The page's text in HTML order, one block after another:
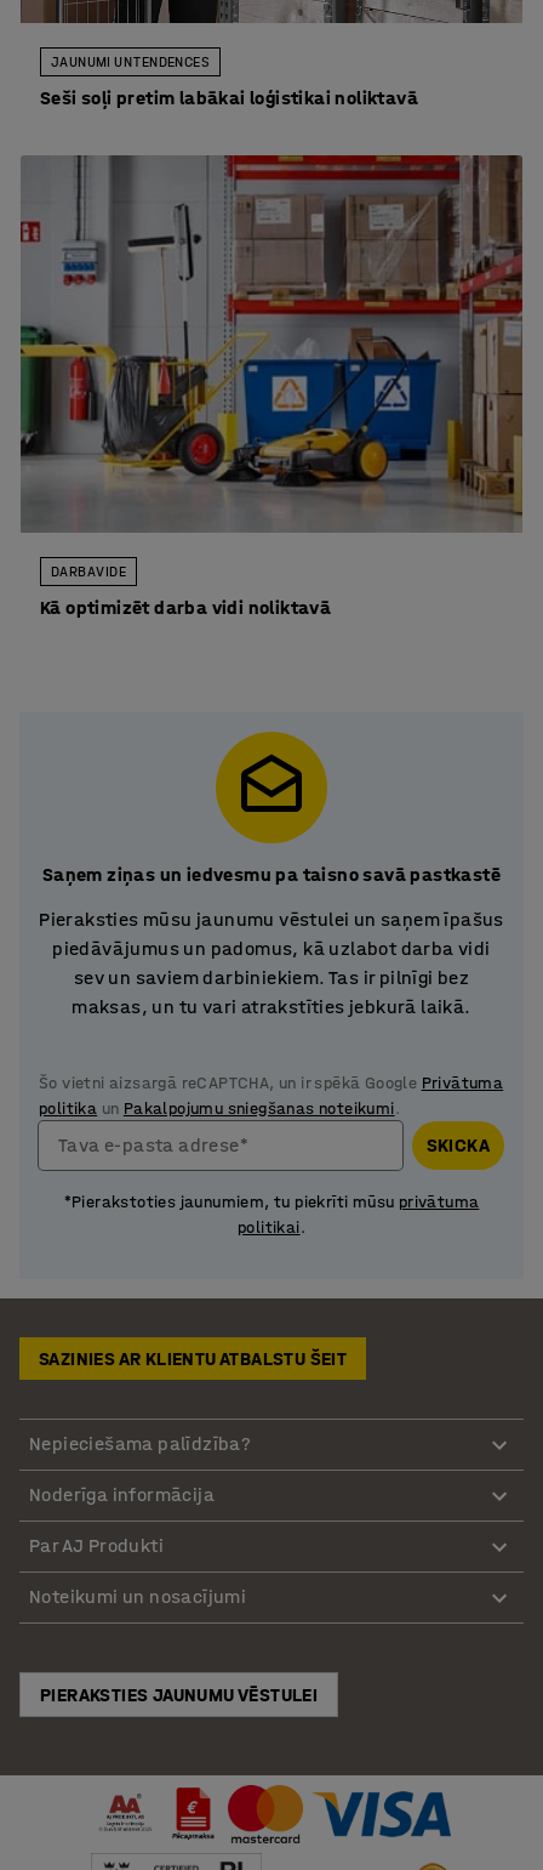
JAUNUMI UN TENDENCES
Seši soļi pretim labākai loģistikai noliktavā
DARBA VIDE
Kā optimizēt darba vidi noliktavā
Saņem ziņas un iedvesmu pa taisno savā pastkastē
Pieraksties mūsu jaunumu vēstulei un saņem īpašus
piedāvājumus un padomus, kā uzlabot darba vidi
sev un saviem darbiniekiem. Tas ir pilnīgi bez
maksas, un tu vari atrakstīties jebkurā laikā.
Šo vietni aizsargā reCAPTCHA, un ir spēkā Google Privātuma
politika un Pakalpojumu sniegšanas noteikumi.
Tava e-pasta adrese* SKICKA
*Pierakstoties jaunumiem, tu piekrīti mūsu privātuma
politikai.
SAZINIES AR KLIENTU ATBALSTU ŠEIT
Nepieciešama palīdzība?
Noderīga informācija
Par AJ Produkti
Noteikumi un nosacījumi
PIERAKSTIES JAUNUMU VĒSTULEI